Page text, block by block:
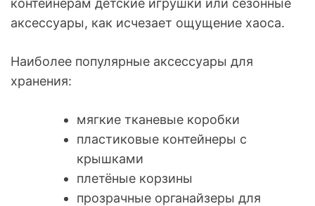
аксессуары, как исчезает ощущение хаоса.
Наиболее популярные аксессуары для
хранения:
мягкие тканевые коробки
пластиковые контейнеры с
крышками
плетёные корзины
прозрачные органайзеры для